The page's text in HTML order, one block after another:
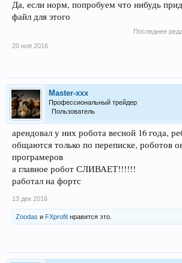
Да, если норм, попробуем что нибудь
файл для этого
Последнее
20 ноя 2016
Master-xxx
Профессиональный трейдер
Пользователь
арендовал у них робота весной 16 года,
общаются только по переписке, роботов
програмеров
а главное робот СЛИВАЕТ!!!!!!
работал на фортс
13 дек 2016
Zoodas и FXprofit нравится это.